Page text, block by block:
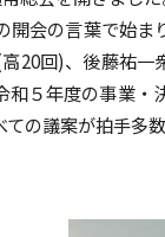
会の言葉で始
20回)、後藤祐一
５年度の事業・
の議案が拍手多